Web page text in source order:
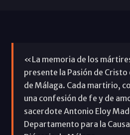
«La memoria de los
presente la Pasión de
de Málaga. Cada martirio,
una confesión de fe y de
sacerdote Antonio Eloy
Departamento para la